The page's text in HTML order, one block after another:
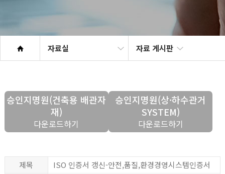
자료실 자료 게시판
승인지명원(건축용 배관자
재)
다운로드하기
승인지명원(상·하수관거
SYSTEM)
다운로드하기
제목
ISO 인증서 갱신-안전,품질,환경경영시스템인증서